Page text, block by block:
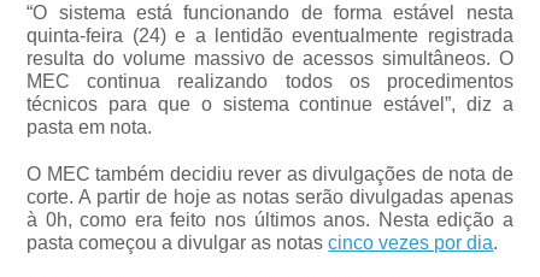
“O sistema está funcionando de forma estável nesta
quinta-feira (24) e a lentidão eventualmente registrada
resulta do volume massivo de acessos simultâneos. O
MEC continua realizando todos os procedimentos
técnicos para que o sistema continue estável”, diz a
pasta em nota.
O MEC também decidiu rever as divulgações de nota de
corte. A partir de hoje as notas serão divulgadas apenas
à 0h, como era feito nos últimos anos. Nesta edição a
pasta começou a divulgar as notascinco vezes por dia.